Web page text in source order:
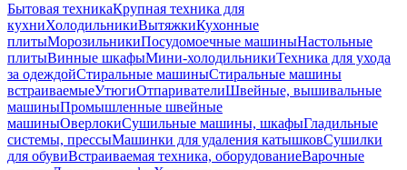
Бытовая техникаКрупная техника для
кухниХолодильникиВытяжкиКухонные
плитыМорозильникиПосудомоечные машиныНастольные
плитыВинные шкафыМини-холодильникиТехника для ухода
за одеждойСтиральные машиныСтиральные машины
встраиваемыеУтюгиОтпаривателиШвейные, вышивальные
машиныПромышленные швейные
машиныОверлокиСушильные машины, шкафыГладильные
системы, прессыМашинки для удаления катышковСушилки
для обувиВстраиваемая техника, оборудованиеВарочные